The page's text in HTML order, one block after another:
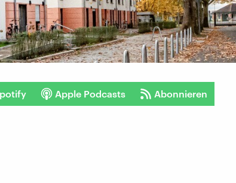
Apple Podcasts Abonnieren